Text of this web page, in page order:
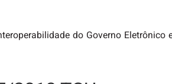
do Governo